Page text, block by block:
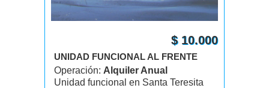
$ 10.000
UNIDAD FUNCIONAL AL FRENTE
Operación: Alquiler Anual
Unidad funcional en Santa Teresita